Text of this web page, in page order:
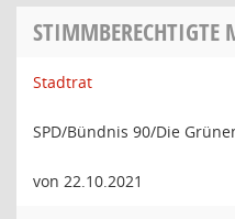
STIMMBERECHTIGTE
Stadtrat
SPD/Bündnis 90/Die
von 22.10.2021